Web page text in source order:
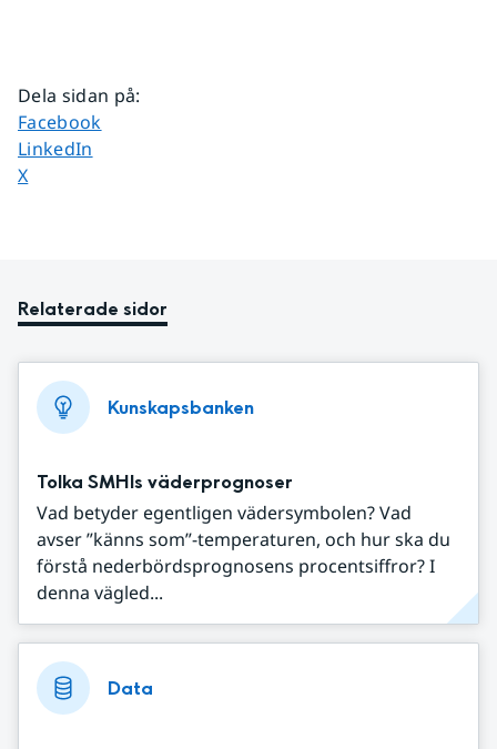
Dela sidan på:
Dela sidan på
Facebook
Dela sidan på
LinkedIn
Dela sidan på
X
Relaterade sidor
Kunskapsbanken
Tolka SMHIs väderprognoser
Vad betyder egentligen vädersymbolen? Vad
avser ”känns som”-temperaturen, och hur ska du
förstå nederbördsprognosens procentsiffror? I
denna vägled...
Data